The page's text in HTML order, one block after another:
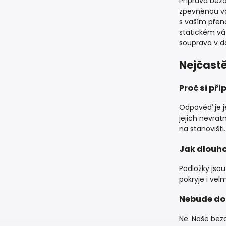
zpevněnou
s vaším
statickém
souprava v
Proč si
Odpověď je
jejich
na stanovišti.
Jak
Podložky
pokryje i
Nebude
Ne. Naše